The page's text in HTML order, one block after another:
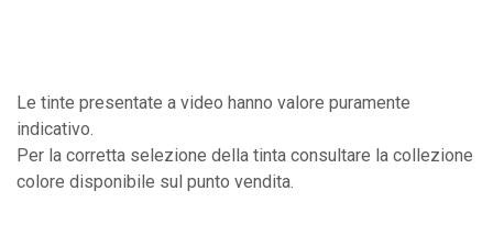
Le tinte presentate a video hanno valore puramente
indicativo.
Per la corretta selezione della tinta consultare la collezione
colore disponibile sul punto vendita.